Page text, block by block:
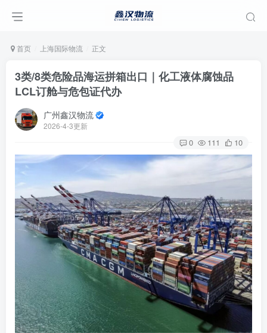
首页 上海国际物流 正文
3类/8类危险品海运拼箱出口｜化工液体腐蚀品
LCL订舱与危包证代办
广州鑫汉物流
2026-4-3更新
0 111 10